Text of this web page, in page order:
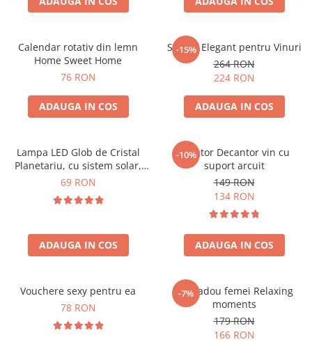
Calendar rotativ din lemn
Home Sweet Home
76 RON
ADAUGA IN COS
-15%
Suport Elegant pentru Vinuri
264 RON
224 RON
ADAUGA IN COS
Lampa LED Glob de Cristal
Planetariu, cu sistem solar,
cadou captivant
69 RON
ADAUGA IN COS
-10%
Aerator Decantor vin cu
suport arcuit
149 RON
134 RON
ADAUGA IN COS
Vouchere sexy pentru ea
78 RON
-7%
Set cadou femei Relaxing
moments
179 RON
166 RON